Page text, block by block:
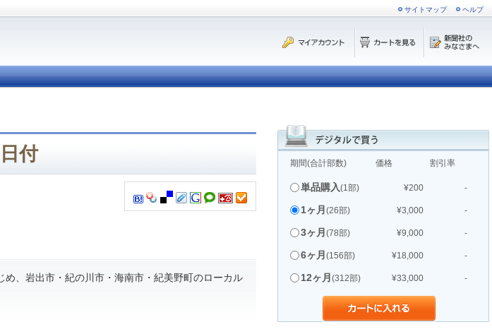
サイトマップ ヘルプ
期間(合計部数) 価格 割引率
単品購入(1部) ¥200 -
1ヶ月 (26部) ¥3,000 -
3ヶ月 (78部) ¥9,000 -
6ヶ月 (156部) ¥18,000 -
12ヶ月 (312部) ¥33,000 -
付
、岩出市・紀の川市・海南市・紀美野町のローカル